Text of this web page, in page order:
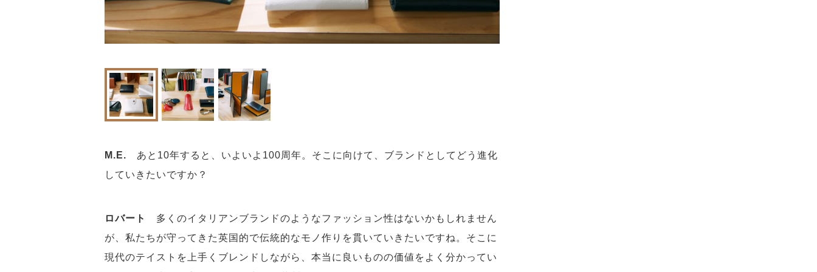
M.E. あと10年すると、いよいよ100周年。そこに向けて、ブランドとしてどう進化
していきたいですか？
ロバート 多くのイタリアンブランドのようなファッション性はないかもしれません
が、私たちが守ってきた英国的で伝統的なモノ作りを貫いていきたいですね。そこに
現代のテイストを上手くブレンドしながら、本当に良いものの価値をよく分かってい